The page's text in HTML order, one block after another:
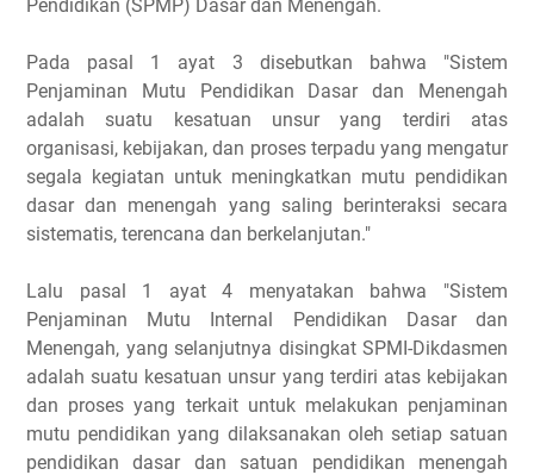
Pendidikan (SPMP) Dasar dan Menengah.
Pada pasal 1 ayat 3 disebutkan bahwa "Sistem
Penjaminan Mutu Pendidikan Dasar dan Menengah
adalah suatu kesatuan unsur yang terdiri atas
organisasi, kebijakan, dan proses terpadu yang mengatur
segala kegiatan untuk meningkatkan mutu pendidikan
dasar dan menengah yang saling berinteraksi secara
sistematis, terencana dan berkelanjutan."
Lalu pasal 1 ayat 4 menyatakan bahwa "Sistem
Penjaminan Mutu Internal Pendidikan Dasar dan
Menengah, yang selanjutnya disingkat SPMI-Dikdasmen
adalah suatu kesatuan unsur yang terdiri atas kebijakan
dan proses yang terkait untuk melakukan penjaminan
mutu pendidikan yang dilaksanakan oleh setiap satuan
pendidikan dasar dan satuan pendidikan menengah